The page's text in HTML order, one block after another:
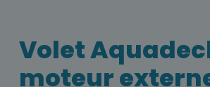
Volet
moteur